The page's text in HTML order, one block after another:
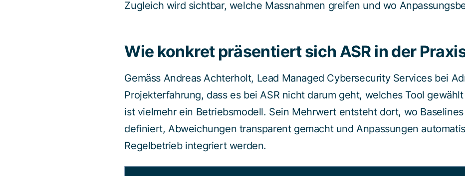
Zugleich wird sichtbar, welche Massnahmen greifen und wo
Wie konkret präsentiert sich ASR in der
Gemäss Andreas Achterholt, Lead Managed Cybersecurity Services bei
Projekterfahrung, dass es bei ASR nicht darum geht, welches Tool
ist vielmehr ein Betriebsmodell. Sein Mehrwert entsteht dort, wo
definiert, Abweichungen transparent gemacht und Anpassungen
Regelbetrieb integriert werden.